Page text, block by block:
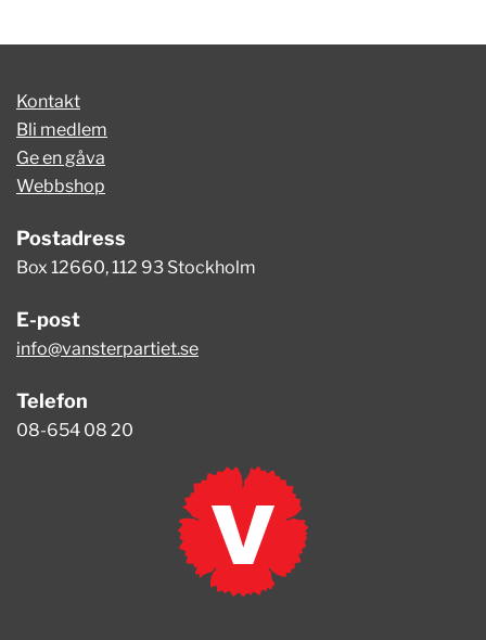
Kontakt
Bli medlem
Ge en gåva
Webbshop
Postadress
Box 12660, 112 93 Stockholm
E-post
info@vansterpartiet.se
Telefon
08-654 08 20